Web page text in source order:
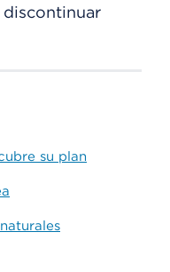
su plan